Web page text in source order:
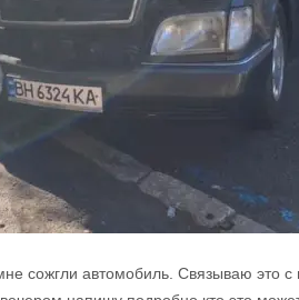
сожгли автомобиль. Связываю это с